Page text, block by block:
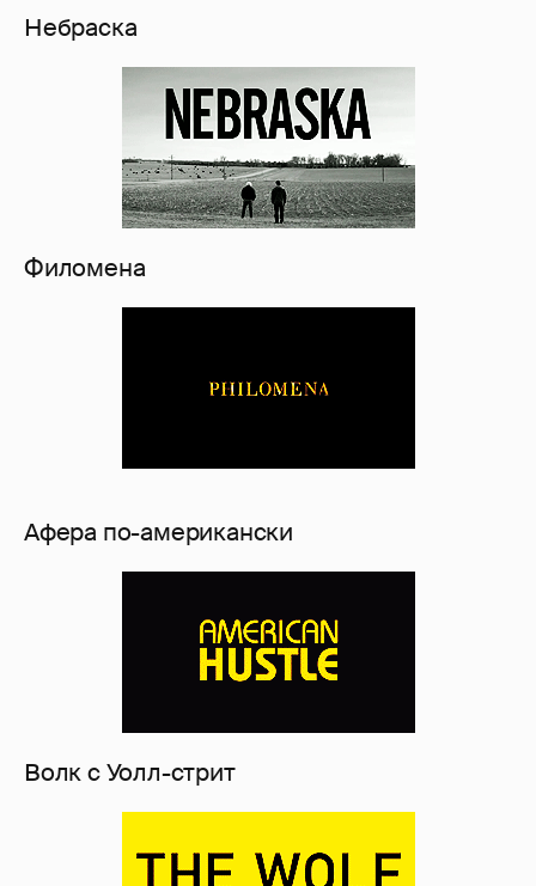
Небраска
Филомена
Афера по-американски
Волк с Уолл-стрит